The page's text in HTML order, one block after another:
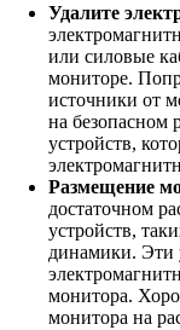
Удалите
или силовые
мониторе.
источники от
на безопасном
устройств,
Размещение
достаточном
устройств,
динамики. Эти
монитора.
монитора на